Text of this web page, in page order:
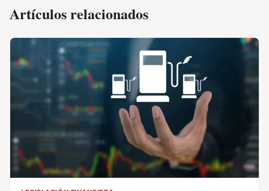
Artículos relacionados